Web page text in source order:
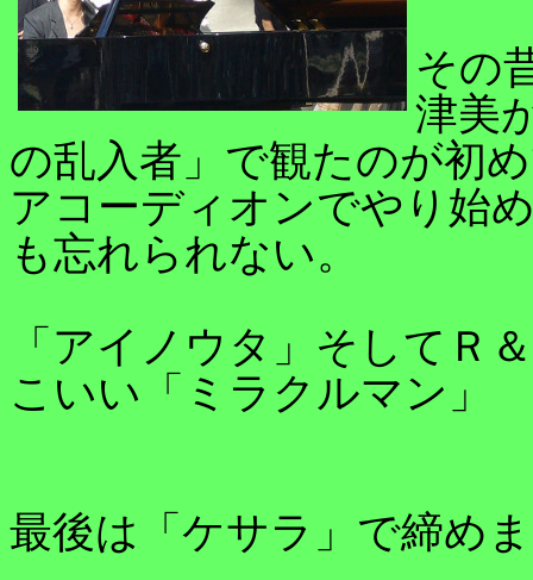
その
津美
の乱入者」で観たのが初
アコーディオンでやり始
も忘れられない。
「アイノウタ」そしてＲ
こいい「ミラクルマン」
最後は「ケサラ」で締め